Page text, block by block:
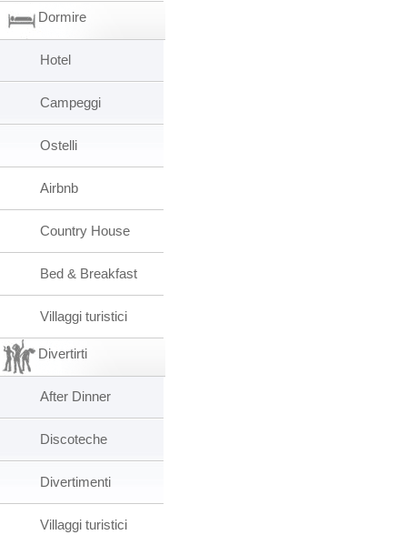
Dormire
Hotel
Campeggi
Ostelli
Airbnb
Country House
Bed & Breakfast
Villaggi turistici
Divertirti
After Dinner
Discoteche
Divertimenti
Villaggi turistici